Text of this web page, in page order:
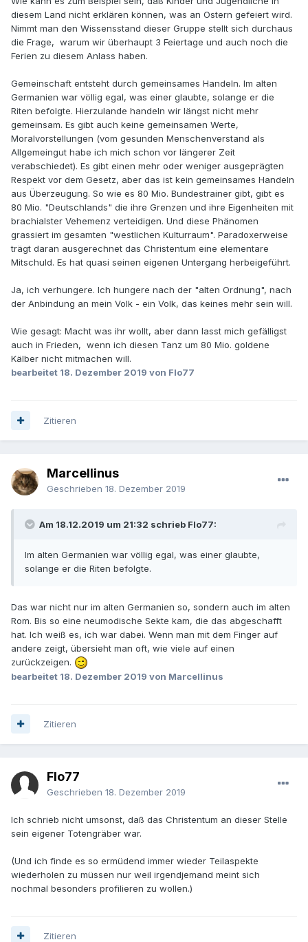
diesem Land nicht erklären können, was an Ostern gefeiert wird.
Nimmt man den Wissensstand dieser Gruppe stellt sich durchaus
die Frage, warum wir überhaupt 3 Feiertage und auch noch die
Ferien zu diesem Anlass haben.
Gemeinschaft entsteht durch gemeinsames Handeln. Im alten
Germanien war völlig egal, was einer glaubte, solange er die
Riten befolgte. Hierzulande handeln wir längst nicht mehr
gemeinsam. Es gibt auch keine gemeinsamen Werte,
Moralvorstellungen (vom gesunden Menschenverstand als
Allgemeingut habe ich mich schon vor längerer Zeit
verabschiedet). Es gibt einen mehr oder weniger ausgeprägten
Respekt vor dem Gesetz, aber das ist kein gemeinsames Handeln
aus Überzeugung. So wie es 80 Mio. Bundestrainer gibt, gibt es
80 Mio. "Deutschlands" die ihre Grenzen und ihre Eigenheiten mit
brachialster Vehemenz verteidigen. Und diese Phänomen
grassiert im gesamten "westlichen Kulturraum". Paradoxerweise
trägt daran ausgerechnet das Christentum eine elementare
Mitschuld. Es hat quasi seinen eigenen Untergang herbeigeführt.
Ja, ich verhungere. Ich hungere nach der "alten Ordnung", nach
der Anbindung an mein Volk - ein Volk, das keines mehr sein will.
Wie gesagt: Macht was ihr wollt, aber dann lasst mich gefälligst
auch in Frieden, wenn ich diesen Tanz um 80 Mio. goldene
Kälber nicht mitmachen will.
bearbeitet 18. Dezember 2019 von Flo77
Zitieren
Marcellinus
Geschrieben 18. Dezember 2019
Am 18.12.2019 um 21:32 schrieb Flo77:
Im alten Germanien war völlig egal, was einer glaubte,
solange er die Riten befolgte.
Das war nicht nur im alten Germanien so, sondern auch im alten
Rom. Bis so eine neumodische Sekte kam, die das abgeschafft
hat. Ich weiß es, ich war dabei. Wenn man mit dem Finger auf
andere zeigt, übersieht man oft, wie viele auf einen
zurückzeigen.
bearbeitet 18. Dezember 2019 von Marcellinus
Zitieren
Flo77
Geschrieben 18. Dezember 2019
Ich schrieb nicht umsonst, daß das Christentum an dieser Stelle
sein eigener Totengräber war.
(Und ich finde es so ermüdend immer wieder Teilaspekte
wiederholen zu müssen nur weil irgendjemand meint sich
nochmal besonders profilieren zu wollen.)
Zitieren